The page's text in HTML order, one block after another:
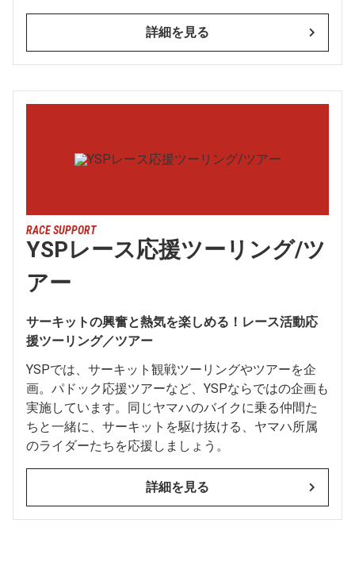
詳細を見る
RACE SUPPORT
YSPレース応援ツーリング/ツ
アー
サーキットの興奮と熱気を楽しめる！レース活動応
援ツーリング／ツアー
YSPでは、サーキット観戦ツーリングやツアーを企
画。パドック応援ツアーなど、YSPならではの企画も
実施しています。同じヤマハのバイクに乗る仲間た
ちと一緒に、サーキットを駆け抜ける、ヤマハ所属
のライダーたちを応援しましょう。
詳細を見る